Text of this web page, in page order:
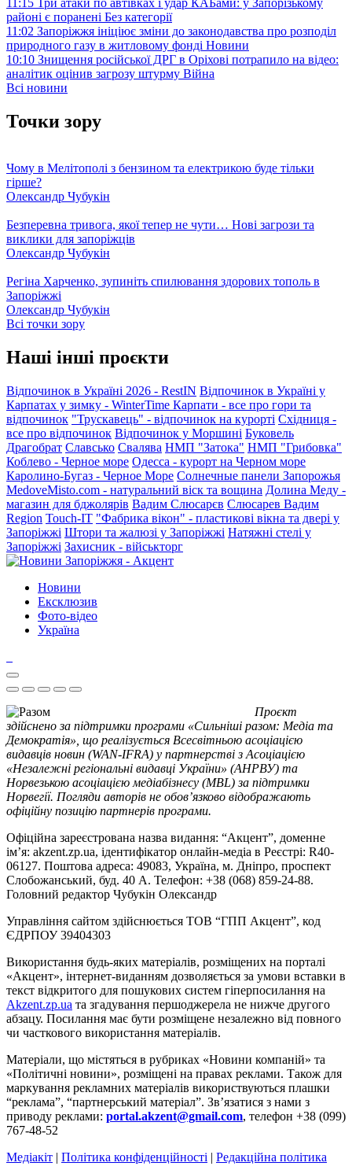
районі є поранені Без категорії
11:02 Запоріжжя ініціює зміни до законодавства про розподіл
природного газу в житловому фонді Новини
10:10 Знищення російської ДРГ в Оріхові потрапило на відео:
аналітик оцінив загрозу штурму Війна
Всі новини
Точки зору
Чому в Мелітополі з бензином та електрикою буде тільки
гірше?
Олександр Чубукін
Безперевна тривога, якої тепер не чути… Нові загрози та
виклики для запоріжців
Олександр Чубукін
Регіна Харченко, зупиніть спилювання здорових тополь в
Запоріжжі
Олександр Чубукін
Всі точки зору
Наші інші проєкти
Відпочинок в Україні 2026 - RestIN Відпочинок в Україні у
Карпатах у зимку - WinterTime Карпати - все про гори та
відпочинок "Трускавець" - відпочинок на курорті Східниця -
все про відпочинок Відпочинок у Моршині Буковель
Драгобрат Славсько Свалява НМП "Затока" НМП "Грибовка"
Коблево - Черное море Одесса - курорт на Черном море
Каролино-Бугаз - Черное Море Солнечные панели Запорожья
MedoveMisto.com - натуральний віск та вощина Долина Меду -
магазин для бджолярів Вадим Слюсарєв Слюсарев Вадим
Region Touch-IT "Фабрика вікон" - пластикові вікна та двері у
Запоріжжі Штори та жалюзі у Запоріжжі Натяжні стелі у
Запоріжжі Захисник - військторг
Новини
Ексклюзив
Фото-відео
Україна
Проєкт
здійснено за підтримки програми «Сильніші разом: Медіа та
Демократія», що реалізується Всесвітньою асоціацією
видавців новин (WAN-IFRA) у партнерстві з Асоціацією
«Незалежні регіональні видавці України» (АНРВУ) та
Норвезькою асоціацією медіабізнесу (MBL) за підтримки
Норвегії. Погляди авторів не обов’язково відображають
офіційну позицію партнерів програми.
Офіційна зареєстрована назва видання: “Акцент”, доменне
ім’я: akzent.zp.ua, ідентифікатор онлайн-медіа в Реєстрі: R40-
06127. Поштова адреса: 49083, Україна, м. Дніпро, проспект
Слобожанський, буд. 40 А. Телефон: +38 (068) 859-24-88.
Головний редактор Чубукін Олександр
Управління сайтом здійснюється ТОВ “ГПП Акцент”, код
ЄДРПОУ 39404303
Використання будь-яких матеріалів, розміщених на порталі
«Акцент», інтернет-виданням дозволяється за умови вставки в
текст відкритого для пошукових систем гіперпосилання на
Akzent.zp.ua та згадування першоджерела не нижче другого
абзацу. Посилання має бути розміщене незалежно від повного
чи часткового використання матеріалів.
Матеріали, що містяться в рубриках «Новини компаній» та
«Політичні новини», розміщені на правах реклами. Також для
маркування рекламних матеріалів використвуються плашки
“реклама”, “партнерський матеріал”. Зв’язатися з нами з
приводу реклами: portal.akzent@gmail.com, телефон +38 (099)
767-48-52
Медіакіт | Політика конфіденційності | Редакційна політика